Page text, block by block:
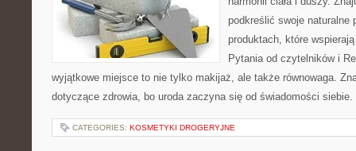
podkreślić swoje naturalne
produktach, które
Pytania od czytelników i
wyjątkowe miejsce to nie tylko makijaż, ale także równowaga.
dotyczące zdrowia, bo uroda zaczyna się od świadomości
CATEGORIES: KOSMETYKI DROGERYJNE